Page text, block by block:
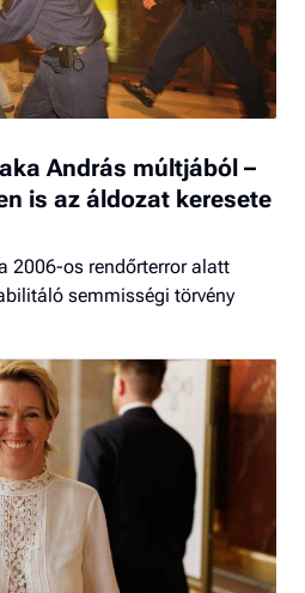
András múltjából –
is az áldozat keresete
2006-os rendőrterror alatt
semmisségi törvény